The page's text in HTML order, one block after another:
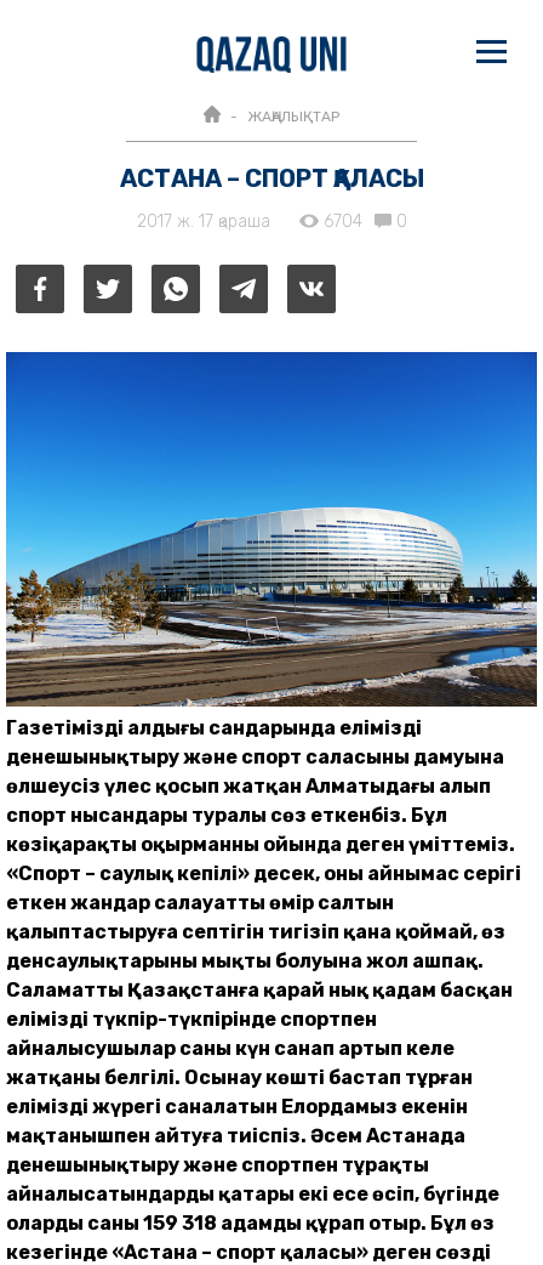
ЖАҢАЛЫҚТАР
АСТАНА – СПОРТ ҚАЛАСЫ
2017 ж. 17 қараша 6704 0
Газетіміздің алдыңғы сандарында еліміздің
денешынықтыру және спорт саласының дамуына
өлшеусіз үлес қосып жатқан Алматыдағы алып
спорт нысандары туралы сөз еткенбіз. Бұл
көзіқарақты оқырманның ойында деген үміттеміз.
«Спорт – саулық кепілі» десек, оны айнымас серігі
еткен жандар салауатты өмір салтын
қалыптастыруға септігін тигізіп қана қоймай, өз
денсаулықтарының мықты болуына жол ашпақ.
Саламатты Қазақстанға қарай нық қадам басқан
еліміздің түкпір-түкпірінде спортпен
айналысушылар саны күн санап артып келе
жатқаны белгілі. Осынау көшті бастап тұрған
еліміздің жүрегі саналатын Елордамыз екенін
мақтанышпен айтуға тиіспіз. Әсем Астанада
денешынықтыру және спортпен тұрақты
айналысатындардың қатары екі есе өсіп, бүгінде
олардың саны 159 318 адамды құрап отыр. Бұл өз
кезегінде «Астана – спорт қаласы» деген сөзді